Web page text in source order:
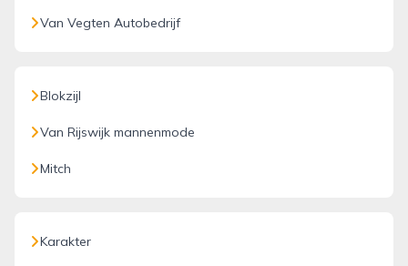
Van Vegten Autobedrijf
Blokzijl
Van Rijswijk mannenmode
Mitch
Karakter